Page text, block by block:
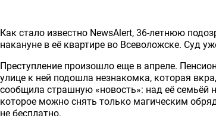
Как стало известно NewsAlert, 36-летнюю
накануне в её квартире во Всеволожске. Суд
Преступление произошло еще в апреле.
улице к ней подошла незнакомка, которая
сообщила страшную «новость»: над её семьёй
которое можно снять только магическим
не бесплатно.